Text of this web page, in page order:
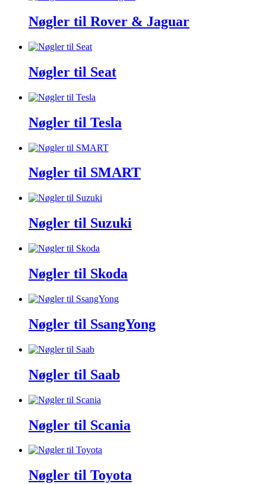
Nøgler til Rover & Jaguar
Nøgler til Seat
Nøgler til Tesla
Nøgler til SMART
Nøgler til Suzuki
Nøgler til Skoda
Nøgler til SsangYong
Nøgler til Saab
Nøgler til Scania
Nøgler til Toyota